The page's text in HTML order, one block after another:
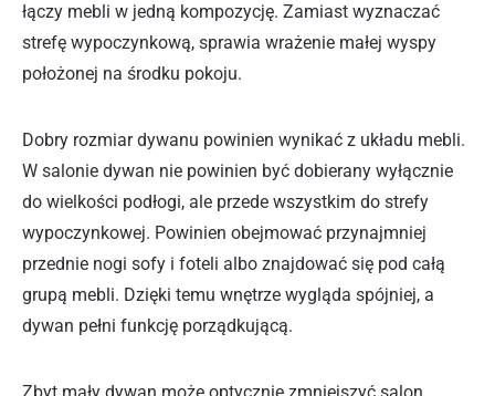
łączy mebli w jedną kompozycję. Zamiast wyznaczać
strefę wypoczynkową, sprawia wrażenie małej wyspy
położonej na środku pokoju.
Dobry rozmiar dywanu powinien wynikać z układu mebli.
W salonie dywan nie powinien być dobierany wyłącznie
do wielkości podłogi, ale przede wszystkim do strefy
wypoczynkowej. Powinien obejmować przynajmniej
przednie nogi sofy i foteli albo znajdować się pod całą
grupą mebli. Dzięki temu wnętrze wygląda spójniej, a
dywan pełni funkcję porządkującą.